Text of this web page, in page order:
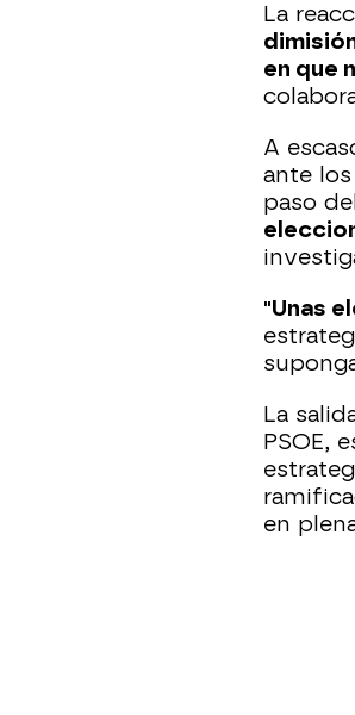
La
en que
A
ante
paso
"Unas
La
PSOE,
en